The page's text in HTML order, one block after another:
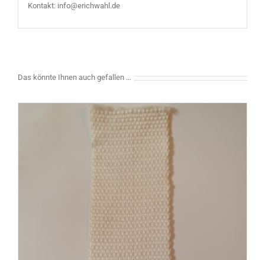
Kontakt: info@erichwahl.de
Das könnte Ihnen auch gefallen …